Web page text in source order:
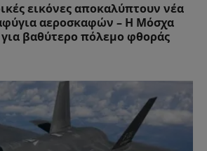
εικόνες αποκαλύπτουν νέα
αεροσκαφών – Η Μόσχα
βαθύτερο πόλεμο φθοράς